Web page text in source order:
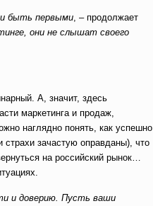
быть первыми, – продолжает
они не слышат своего
А, значит, здесь
маркетинга и продаж,
наглядно понять, как успешно
зачастую оправданы), что
на российский рынок…
и доверию. Пусть ваши